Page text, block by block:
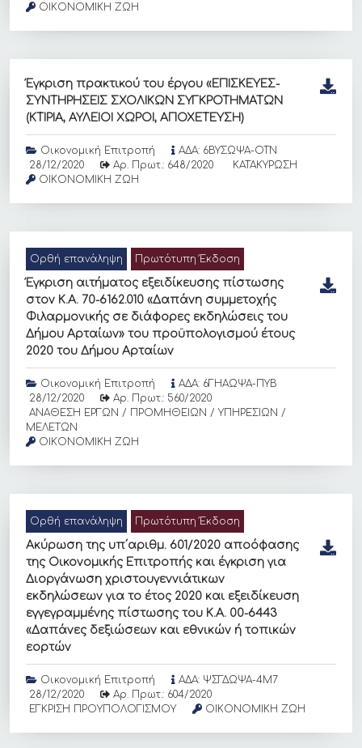
ΟΙΚΟΝΟΜΙΚΗ ΖΩΗ
Έγκριση πρακτικού του έργου «ΕΠΙΣΚΕΥΕΣ-
ΣΥΝΤΗΡΗΣΕΙΣ ΣΧΟΛΙΚΩΝ ΣΥΓΚΡΟΤΗΜΑΤΩΝ
(ΚΤΙΡΙΑ, ΑΥΛΕΙΟΙ ΧΩΡΟΙ, ΑΠΟΧΕΤΕΥΣΗ)
Οικονομική Επιτροπή
ΑΔΑ: 6ΒΥΣΩΨΑ-ΟΤΝ
28/12/2020
Αρ. Πρωτ.: 648/2020
ΚΑΤΑΚΥΡΩΣΗ
ΟΙΚΟΝΟΜΙΚΗ ΖΩΗ
Ορθή επανάληψη Πρωτότυπη Έκδοση
Έγκριση αιτήματος εξειδίκευσης πίστωσης
στον Κ.Α. 70-6162.010 «Δαπάνη συμμετοχής
Φιλαρμονικής σε διάφορες εκδηλώσεις του
Δήμου Αρταίων» του προϋπολογισμού έτους
2020 του Δήμου Αρταίων
Οικονομική Επιτροπή
ΑΔΑ: 6ΓΗΑΩΨΑ-ΠΥΒ
28/12/2020
Αρ. Πρωτ.: 560/2020
ΑΝΑΘΕΣΗ ΕΡΓΩΝ / ΠΡΟΜΗΘΕΙΩΝ / ΥΠΗΡΕΣΙΩΝ /
ΜΕΛΕΤΩΝ
ΟΙΚΟΝΟΜΙΚΗ ΖΩΗ
Ορθή επανάληψη Πρωτότυπη Έκδοση
Ακύρωση της υπ΄αριθμ. 601/2020 αποόφασης
της Οικονομικής Επιτροπής και έγκριση για
Διοργάνωση χριστουγεννιάτικων
εκδηλώσεων για το έτος 2020 και εξειδίκευση
εγγεγραμμένης πίστωσης του Κ.Α. 00-6443
«Δαπάνες δεξιώσεων και εθνικών ή τοπικών
εορτών
Οικονομική Επιτροπή
ΑΔΑ: ΨΣΓΔΩΨΑ-4Μ7
28/12/2020
Αρ. Πρωτ.: 604/2020
ΕΓΚΡΙΣΗ ΠΡΟΥΠΟΛΟΓΙΣΜΟΥ
ΟΙΚΟΝΟΜΙΚΗ ΖΩΗ